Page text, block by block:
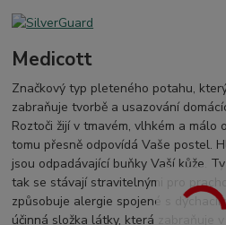
Medicott
Značkový typ pleteného potahu,
zabraňuje tvorbě a usazování
Roztoči žijí v tmavém, vlhkém a málo
tomu přesně odpovídá Vaše postel.
jsou odpadávající buňky Vaší kůže.
tak se stávají stravitelnými pro
způsobuje alergie spojené s
účinná složka látky, která zabraňuje